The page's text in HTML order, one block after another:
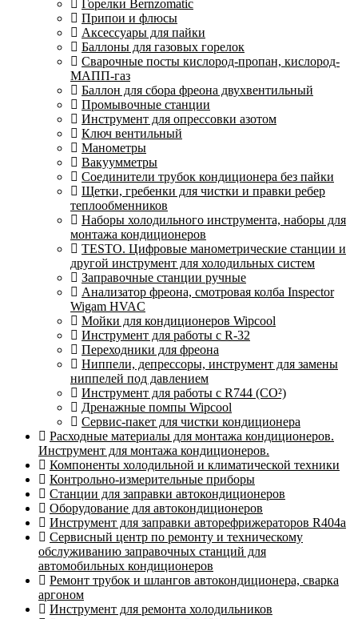
Горелки Bernzomatic
Припои и флюсы
Аксессуары для пайки
Баллоны для газовых горелок
Сварочные посты кислород-пропан, кислород-
МАПП-газ
Баллон для сбора фреона двухвентильный
Промывочные станции
Инструмент для опрессовки азотом
Ключ вентильный
Манометры
Вакуумметры
Соединители трубок кондиционера без пайки
Щетки, гребенки для чистки и правки ребер
теплообменников
Наборы холодильного инструмента, наборы для
монтажа кондиционеров
TESTO. Цифровые манометрические станции и
другой инструмент для холодильных систем
Заправочные станции ручные
Анализатор фреона, смотровая колба Inspector
Wigam HVAC
Мойки для кондиционеров Wipcool
Инструмент для работы с R-32
Переходники для фреона
Ниппели, депрессоры, инструмент для замены
ниппелей под давлением
Инструмент для работы с R744 (CO²)
Дренажные помпы Wipcool
Сервис-пакет для чистки кондиционера
Расходные материалы для монтажа кондиционеров.
Инструмент для монтажа кондиционеров.
Компоненты холодильной и климатической техники
Контрольно-измерительные приборы
Станции для заправки автокондиционеров
Оборудование для автокондиционеров
Инструмент для заправки авторефрижераторов R404a
Сервисный центр по ремонту и техническому
обслуживанию заправочных станций для
автомобильных кондиционеров
Ремонт трубок и шлангов автокондиционера, сварка
аргоном
Инструмент для ремонта холодильников